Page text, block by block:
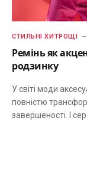
СТИЛЬНІ ХИТРОЩІ
Ремінь як
родзинку
У світі моди
повністю
завершеності. І